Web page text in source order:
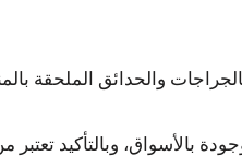
والحدائق الملحقة
بالأسواق، وبالتأكيد تعتبر